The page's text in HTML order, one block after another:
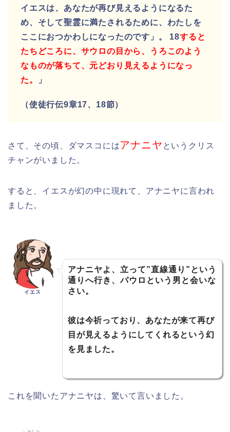
イエスは、あなたが再び見えるようになるた
め、そして聖霊に満たされるために、わたしを
ここにおつかわしになったのです」。 18すると
たちどころに、サウロの目から、うろこのよう
なものが落ちて、元どおり見えるようになっ
た。
」
（使徒行伝9章17、18節）
さて、その頃、ダマスコにはアナニヤ というクリス
チャンがいました。
すると、イエスが幻の中に現れて、アナニヤに言われ
ました。
イエス
アナニヤよ、立って”直線通り”という
通りへ行き、パウロという男と会いな
さい。
彼は今祈っており、あなたが来て再び
目が見えるようにしてくれるという幻
を見ました。
これを聞いたアナニヤは、驚いて言いました。